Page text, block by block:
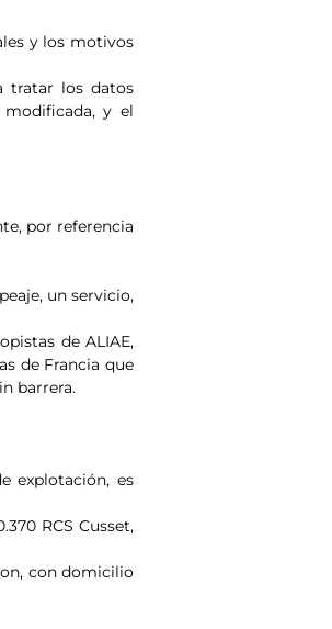
y los motivos
tratar los datos
y el
por referencia
un servicio,
de ALIAE,
de Francia que
barrera.
explotación, es
RCS Cusset,
con domicilio